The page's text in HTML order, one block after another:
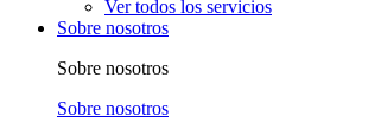
Ver todos los servicios
Sobre nosotros
Sobre nosotros
Sobre nosotros